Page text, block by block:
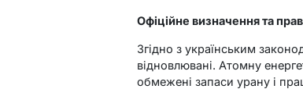
Офіційне визначення та
Згідно з українським
відновлювані. Атомну
обмежені запаси урану і